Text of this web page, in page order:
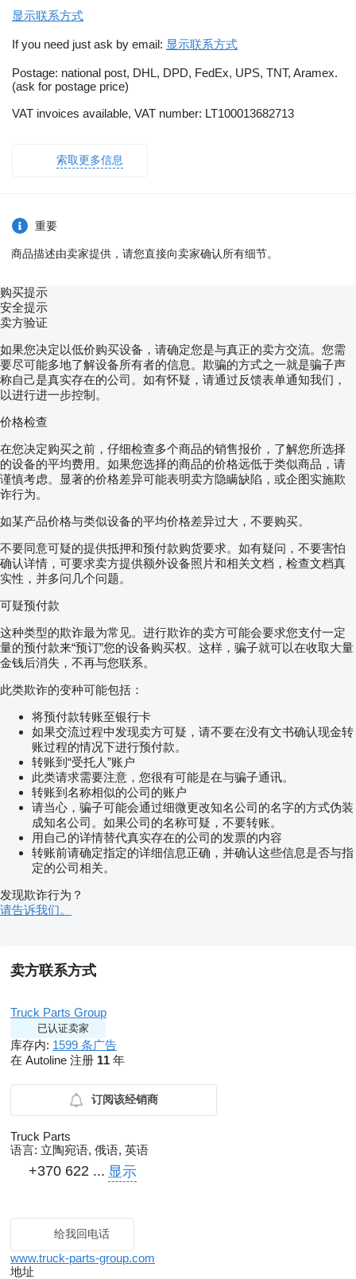
显示联系方式
If you need just ask by email: 显示联系方式
Postage: national post, DHL, DPD, FedEx, UPS, TNT, Aramex.
(ask for postage price)
VAT invoices available, VAT number: LT100013682713
索取更多信息
重要
商品描述由卖家提供，请您直接向卖家确认所有细节。
购买提示
安全提示
卖方验证
如果您决定以低价购买设备，请确定您是与真正的卖方交流。您需
要尽可能多地了解设备所有者的信息。欺骗的方式之一就是骗子声
称自己是真实存在的公司。如有怀疑，请通过反馈表单通知我们，
以进行进一步控制。
价格检查
在您决定购买之前，仔细检查多个商品的销售报价，了解您所选择
的设备的平均费用。如果您选择的商品的价格远低于类似商品，请
谨慎考虑。显著的价格差异可能表明卖方隐瞒缺陷，或企图实施欺
诈行为。
如某产品价格与类似设备的平均价格差异过大，不要购买。
不要同意可疑的提供抵押和预付款购货要求。如有疑问，不要害怕
确认详情，可要求卖方提供额外设备照片和相关文档，检查文档真
实性，并多问几个问题。
可疑预付款
这种类型的欺诈最为常见。进行欺诈的卖方可能会要求您支付一定
量的预付款来“预订”您的设备购买权。这样，骗子就可以在收取大量
金钱后消失，不再与您联系。
此类欺诈的变种可能包括：
将预付款转账至银行卡
如果交流过程中发现卖方可疑，请不要在没有文书确认现金转
账过程的情况下进行预付款。
转账到“受托人”账户
此类请求需要注意，您很有可能是在与骗子通讯。
转账到名称相似的公司的账户
请当心，骗子可能会通过细微更改知名公司的名字的方式伪装
成知名公司。如果公司的名称可疑，不要转账。
用自己的详情替代真实存在的公司的发票的内容
转账前请确定指定的详细信息正确，并确认这些信息是否与指
定的公司相关。
发现欺诈行为？
请告诉我们。
卖方联系方式
Truck Parts Group
已认证卖家
库存内: 1599 条广告
在 Autoline 注册 11 年
订阅该经销商
Truck Parts
语言: 立陶宛语, 俄语, 英语
+370 622 ... 显示
给我回电话
www.truck-parts-group.com
地址